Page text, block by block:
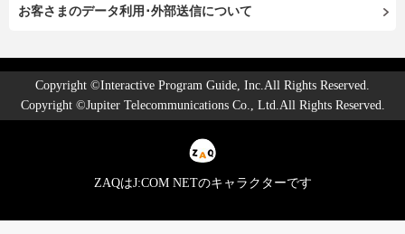
お客さまのデータ利用･外部送信について
Copyright ©Interactive Program Guide, Inc.All Rights Reserved.
Copyright ©Jupiter Telecommunications Co., Ltd.All Rights Reserved.
ZAQはJ:COM NETのキャラクターです